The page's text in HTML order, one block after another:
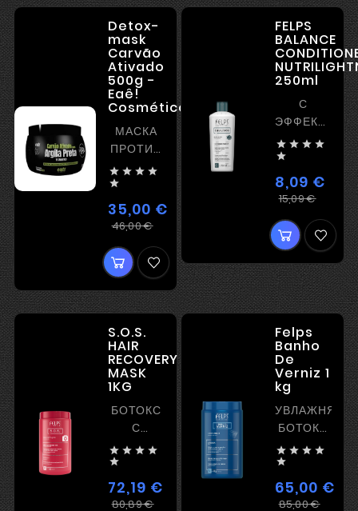
Detox-
mask
Carvão
Ativado
500g -
Eaê!
Cosméticos
МАСКА
ПРОТИВ
ВЫПАДЕНИЯ
   

35,00 €
46,00 €
Регулярная
цена
Цена
FELPS
BALANCE
250ml
С
ЭФФЕКТОМ
ВОЛОС
   

8,09 €
15,09 €
цена
Цена
S.O.S.
HAIR
RECOVERY
MASK
1KG
БОТОКС
С
РЕКОНСТРУКЦИЕЙ
ВЫПРЯМЛЕНИЯ
И
   

72,19 €
80,89 €
Регулярная
Цена
Felps
Banho
De
Verniz 1
kg
БОТОКС
С
БЛЕСКОМ
БЕЗ
   

65,00 €
85,00 € Цена